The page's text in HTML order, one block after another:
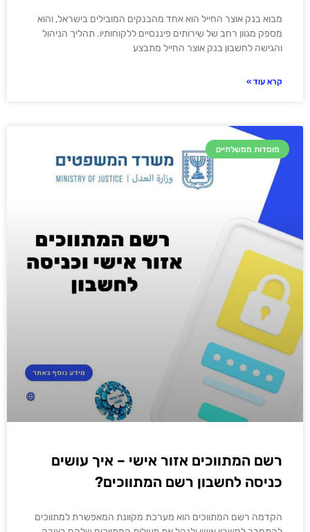
מבוא בנק אוצר החייל הוא אחד מהבנקים המובילים בישראל, והוא
מספק מגוון רחב של שירותים פיננסיים ללקוחותיו. תהליך הניהול
והגישה לחשבון בנק אוצר החייל מתבצע
קרא עוד »
מוסדות ממשלתיים
רשם המתווכים אזור אישי – איך עושים
כניסה לחשבון רשם המתווכים?
הקדמה רשם המתווכים הוא מערכת מקוונת המאפשרת למתווכים